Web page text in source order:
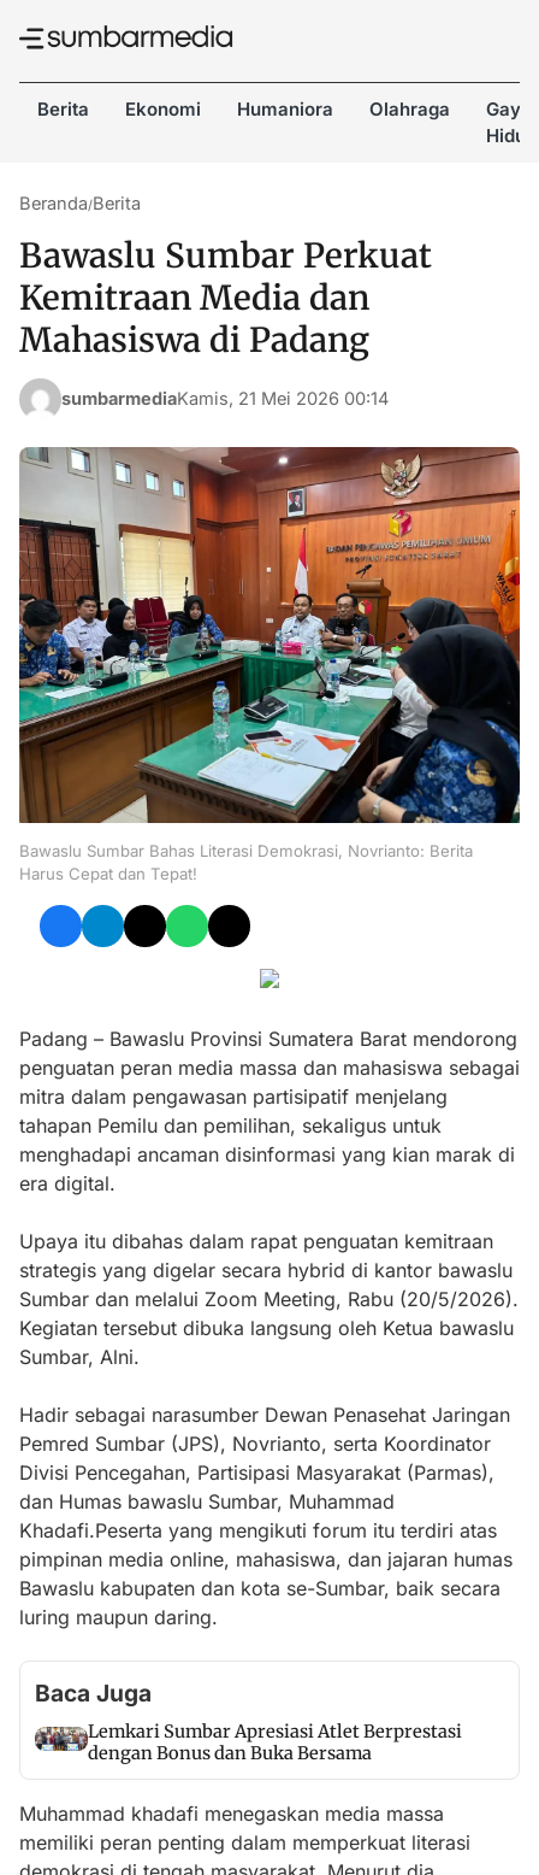
Berita Ekonomi Humaniora Olahraga
Gaya
Hidup
Beranda/Berita
Bawaslu Sumbar Perkuat
Kemitraan Media dan
Mahasiswa di Padang
sumbarmediaKamis, 21 Mei 2026 00:14
Bawaslu Sumbar Bahas Literasi Demokrasi, Novrianto: Berita
Harus Cepat dan Tepat!
Padang – Bawaslu Provinsi Sumatera Barat mendorong
penguatan peran media massa dan mahasiswa sebagai
mitra dalam pengawasan partisipatif menjelang
tahapan Pemilu dan pemilihan, sekaligus untuk
menghadapi ancaman disinformasi yang kian marak di
era digital.
Upaya itu dibahas dalam rapat penguatan kemitraan
strategis yang digelar secara hybrid di kantor bawaslu
Sumbar dan melalui Zoom Meeting, Rabu (20/5/2026).
Kegiatan tersebut dibuka langsung oleh Ketua bawaslu
Sumbar, Alni.
Hadir sebagai narasumber Dewan Penasehat Jaringan
Pemred Sumbar (JPS), Novrianto, serta Koordinator
Divisi Pencegahan, Partisipasi Masyarakat (Parmas),
dan Humas bawaslu Sumbar, Muhammad
Khadafi.Peserta yang mengikuti forum itu terdiri atas
pimpinan media online, mahasiswa, dan jajaran humas
Bawaslu kabupaten dan kota se-Sumbar, baik secara
luring maupun daring.
Baca Juga
Lemkari Sumbar Apresiasi Atlet Berprestasi
dengan Bonus dan Buka Bersama
Muhammad khadafi menegaskan media massa
memiliki peran penting dalam memperkuat literasi